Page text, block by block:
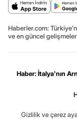
Haberler.com:
ve en güncel
Haber: İtalya'nın
Gizlilik ve çerez